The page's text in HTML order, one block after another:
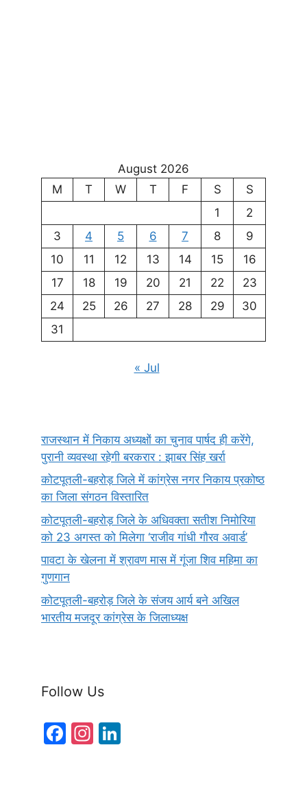
August 2026
M
T W T F S
S
1
2
3
4 5 6 7 8
9
10
11 12 13 14 15
16
17
18 19 20 21 22
23
24
25 26 27 28 29
30
31
« Jul
राजस्थान में निकाय अध्यक्षों का चुनाव पार्षद ही करेंगे,
पुरानी व्यवस्था रहेगी बरकरार : झाबर सिंह खर्रा
कोटपूतली-बहरोड़ जिले में कांग्रेस नगर निकाय प्रकोष्ठ
का जिला संगठन विस्तारित
कोटपूतली-बहरोड़ जिले के अधिवक्ता सतीश निमोरिया
को 23 अगस्त को मिलेगा ‘राजीव गांधी गौरव अवार्ड’
पावटा के खेलना में श्रावण मास में गूंजा शिव महिमा का
गुणगान
कोटपूतली-बहरोड़ जिले के संजय आर्य बने अखिल
भारतीय मजदूर कांग्रेस के जिलाध्यक्ष
Follow Us
F
In